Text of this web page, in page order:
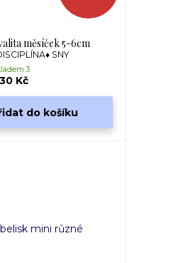
měsíček 5-6cm
SNY
Kč
3
do košíku